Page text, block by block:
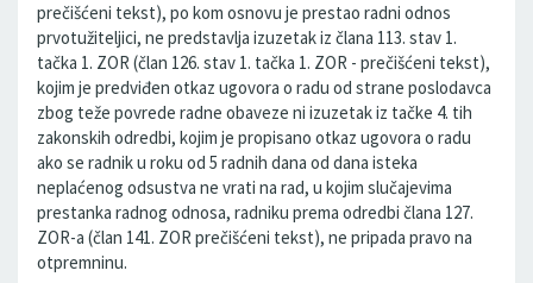
prečišćeni tekst), po kom osnovu je prestao radni odnos
prvotužiteljici, ne predstavlja izuzetak iz člana 113. stav 1.
tačka 1. ZOR (član 126. stav 1. tačka 1. ZOR - prečišćeni tekst),
kojim je predviđen otkaz ugovora o radu od strane poslodavca
zbog teže povrede radne obaveze ni izuzetak iz tačke 4. tih
zakonskih odredbi, kojim je propisano otkaz ugovora o radu
ako se radnik u roku od 5 radnih dana od dana isteka
neplaćenog odsustva ne vrati na rad, u kojim slučajevima
prestanka radnog odnosa, radniku prema odredbi člana 127.
ZOR-a (član 141. ZOR prečišćeni tekst), ne pripada pravo na
otpremninu.